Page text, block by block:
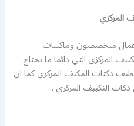
المركزي
متخصصون وماكينات
المركزي التي دائما ما تحتاج
دكتات المكيف المركزي كما ان
التكييف المركزي .